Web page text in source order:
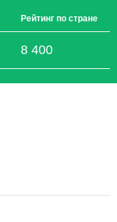
Рейтинг по стране
8 400